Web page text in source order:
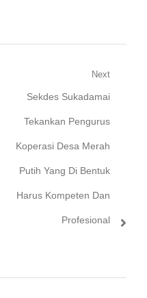
Next
Next
post:
Sekdes Sukadamai
Tekankan Pengurus
Koperasi Desa Merah
Putih Yang Di Bentuk
Harus Kompeten Dan
Profesional